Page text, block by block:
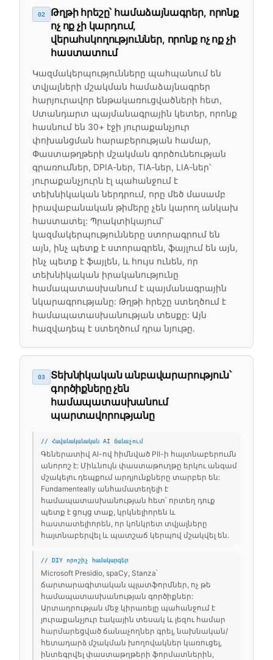
02
Թղթի հրեշը՝ համաձայնագրեր, որոնք
ոչ ոք չի կարդում,
վերահսկողություններ, որոնք ոչ ոք չի
հաստատում
Կազմակերպությունները պահպանում են
տվյալների մշակման համաձայնագրեր
հարյուրավոր ենթակառուցվածների հետ,
Ստանդարտ պայմանագրային կետեր, որոնք
հասնում են 30+ էջի յուրաքանչյուր
փոխանցման հարաբերության համար,
Փաստաթղթերի մշակման գործունեության
գրառումներ, DPIA-ներ, TIA-ներ, LIA-ներ՝
յուրաքանչյուրն էլ պահանջում է
տեխնիկական ներդրում, որը մեծ մասամբ
իրավաբանական թիմերը չեն կարող անկախ
հաստատել: Պրակտիկայում՝
կազմակերպությունները ստորագրում են
այն, ինչ պետք է ստորագրեն, ֆայլում են այն,
ինչ պետք է ֆայլեն, և հույս ունեն, որ
տեխնիկական իրականությունը
համապատասխանում է պայմանագրային
նկարագրությանը: Թղթի հրեշը ստեղծում է
համապատասխանության տեսքը: Այն
հազվադեպ է ստեղծում դրա նյութը.
03
Տեխնիկական անբավարարություն՝
գործիքները չեն
համապատասխանում
պարտավորությանը
// Հավանականական AI ճանաչում
Գեներատիվ AI-ով հիմնված PII-ի հայտնաբերումն
անորոշ է: Միևնույն փաստաթուղթը երկու անգամ
մշակելու դեպքում արդյունքները տարբեր են:
Fundamenteally անհամատեղելի է
համապատասխանության հետ՝ որտեղ դուք
պետք է ցույց տաք, կրկնելիորեն և
հաստատելիորեն, որ կոնկրետ տվյալները
հայտնաբերվել և պատշաճ կերպով մշակվել են.
// DIY որոշիչ համակարգեր
Microsoft Presidio, spaCy, Stanza՝
ճարտարագիտական պլատֆորմներ, ոչ թե
համապատասխանության գործիքներ:
Արտադրության մեջ կիրառելը պահանջում է
յուրաքանչյուր էակային տեսակ և լեզու համար
հարմարեցված ճանաչողներ գրել, նախնական/
հետադարձ մշակման խողովակներ կառուցել,
ինտեգրվել փաստաթղթերի ֆորմատներին,